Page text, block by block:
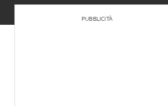
PUBBLICITÀ